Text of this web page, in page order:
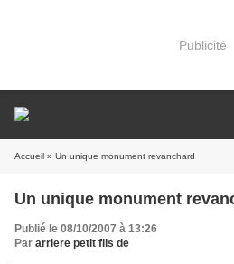
Publicité
Accueil » Un unique monument revanchard
Un unique monument
Publié le 08/10/2007 à 13:26
Par arriere petit fils de